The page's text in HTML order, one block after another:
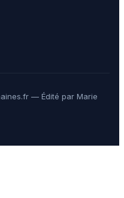
— Édité par Marie